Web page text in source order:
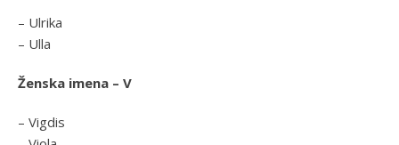
– Ulrika
– Ulla
Ženska imena – V
– Vigdis